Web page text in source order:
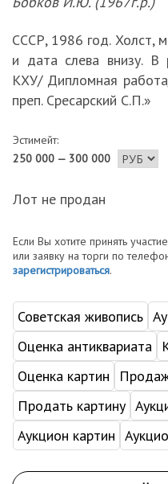
СССР, 1986 год. Холст,
и дата слева внизу.
КХУ/ Дипломная
преп. Сресарский С.П.»
Эстимейт:
250 000 — 300 000
Лот не продан
Если Вы хотите принять
или заявку на торги по
зарегистрироваться.
Советская живопись
Оценка антиквариата
Оценка картин
Продать картину
Аукцион картин